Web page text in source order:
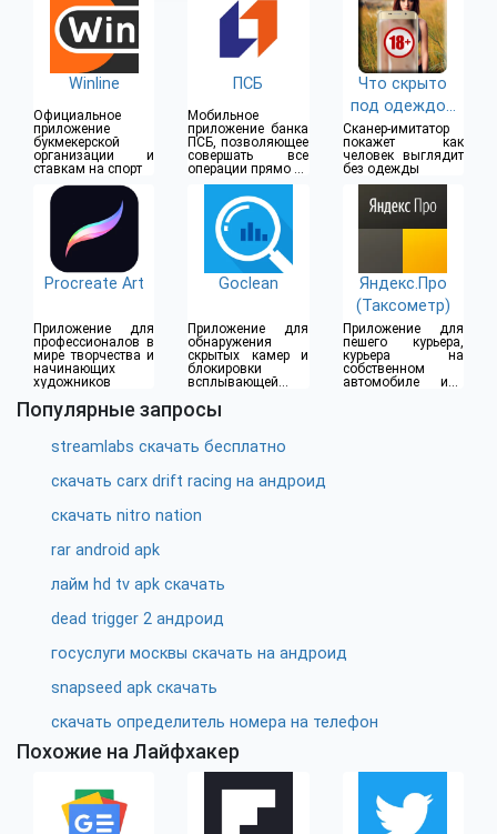
Winline
Официальное
приложение
букмекерской
организации и
ставкам на спорт
ПСБ
Мобильное
приложение банка
ПСБ, позволяющее
совершать все
операции прямо из
дома
Что скрыто
под одеждой
(18+)
Сканер-имитатор
покажет как
человек выглядит
без одежды
Procreate Art
Приложение для
профессионалов в
мире творчества и
начинающих
художников
Goclean
Приложение для
обнаружения
скрытых камер и
блокировки
всплывающей
Яндекс.Про
(Таксометр)
Приложение для
пешего курьера,
курьера на
собственном
автомобиле или
Популярные запросы
streamlabs скачать бесплатно
скачать carx drift racing на андроид
скачать nitro nation
rar android apk
лайм hd tv apk скачать
dead trigger 2 андроид
госуслуги москвы скачать на андроид
snapseed apk скачать
скачать определитель номера на телефон
Похожие на Лайфхакер